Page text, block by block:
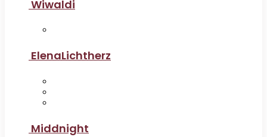
Wiwaldi
ElenaLichtherz
Middnight